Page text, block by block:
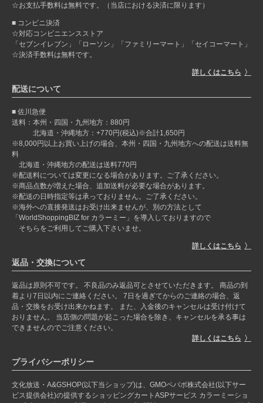
☆お支払手数料は無料です。（当店における決済に限ります）
コンビニ決済
☆対応コンビニエンスストア
「セブンイレブン」「ローソン」「ファミリーマート」「セイコーマート」
☆決済手数料は無料です。
詳しくはこちら
配送について
佐川急便
送料：本州・四国・九州地方：880円
北海道・沖縄地方：+770円(税込)※合計1,650円
※8,000円以上お買い上げの場合、本州・四国・九州地方への配送は送料無
料
北海道・沖縄地方の配送は送料770円
※配送料については変更になる場合があります。ご了承ください。
※商品点数が増えた場合、追加送料が必要な場合があります。
※配送の日時指定等は承っておりません。ご了承ください。
※海外への直接発送はお受け出来ませんが、別の方法として
「WorldShoppingBIZ for カラーミー」を導入しておりますので
そちらをご利用してご購入下さいませ。
詳しくはこちら
返品・交換について
返品は原則不可です。 不良品のみ返品可とさせていただきます。 商品の到
着より7日以内にご連絡ください。 7日を過ぎてからのご連絡の場合、返
品・交換をお受け出来かねます。 また、入金後のキャンセルは受け付けて
おりません。 当店側の問題が起こった場合を除き、キャンセルを承る事は
できませんのでご注意ください。
詳しくはこちら
プライバシーポリシー
文化放送・A&GSHOP(以下当ショップ)は、GMOペパボ株式会社(以下サー
ビス提供会社)の提供するショッピングカートASPサービス カラーミーショ